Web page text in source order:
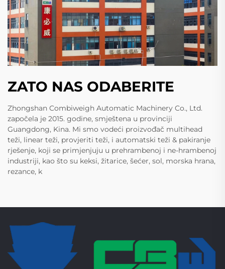
ZATO NAS ODABERITE
Zhongshan Combiweigh Automatic Machinery Co., Ltd.
započela je 2015. godine, smještena u provinciji
Guangdong, Kina. Mi smo vodeći proizvođač multihead
teži, linear teži, provjeriti teži, i automatski teži & pakiranje
rješenje, koji se primjenjuju u prehrambenoj i ne-hrambenoj
industriji, kao što su keksi, žitarice, šećer, sol, morska hrana,
rezance, k